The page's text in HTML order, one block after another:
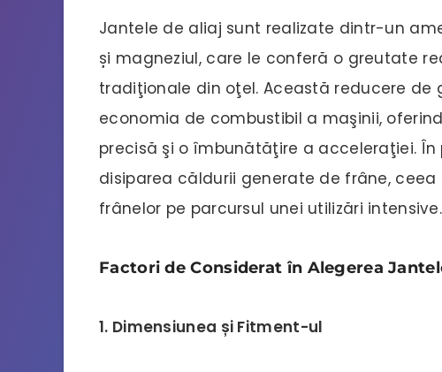
Jantele de aliaj sunt realizate dintr-un
și magneziul, care le conferă o greutate
tradiţionale din oţel. Această reducere
economia de combustibil a maşinii,
precisă şi o îmbunătăţire a acceleraţiei. În
disiparea căldurii generate de frâne,
frânelor pe parcursul unei utilizări intensive.
Factori de Considerat în Alegerea
1. Dimensiunea și Fitment-ul